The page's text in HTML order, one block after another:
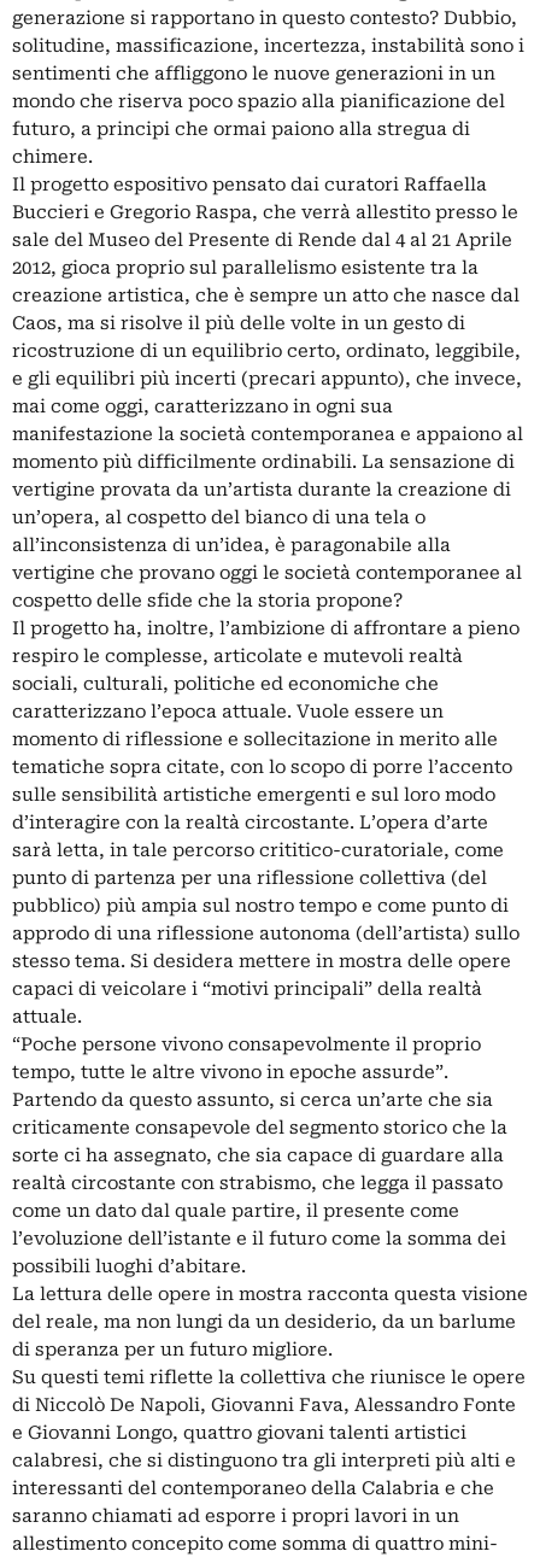
generazione si rapportano in questo contesto? Dubbio,
solitudine, massificazione, incertezza, instabilità sono i
sentimenti che affliggono le nuove generazioni in un
mondo che riserva poco spazio alla pianificazione del
futuro, a principi che ormai paiono alla stregua di
chimere.
Il progetto espositivo pensato dai curatori Raffaella
Buccieri e Gregorio Raspa, che verrà allestito presso le
sale del Museo del Presente di Rende dal 4 al 21 Aprile
2012, gioca proprio sul parallelismo esistente tra la
creazione artistica, che è sempre un atto che nasce dal
Caos, ma si risolve il più delle volte in un gesto di
ricostruzione di un equilibrio certo, ordinato, leggibile,
e gli equilibri più incerti (precari appunto), che invece,
mai come oggi, caratterizzano in ogni sua
manifestazione la società contemporanea e appaiono al
momento più difficilmente ordinabili. La sensazione di
vertigine provata da un’artista durante la creazione di
un’opera, al cospetto del bianco di una tela o
all’inconsistenza di un’idea, è paragonabile alla
vertigine che provano oggi le società contemporanee al
cospetto delle sfide che la storia propone?
Il progetto ha, inoltre, l’ambizione di affrontare a pieno
respiro le complesse, articolate e mutevoli realtà
sociali, culturali, politiche ed economiche che
caratterizzano l’epoca attuale. Vuole essere un
momento di riflessione e sollecitazione in merito alle
tematiche sopra citate, con lo scopo di porre l’accento
sulle sensibilità artistiche emergenti e sul loro modo
d’interagire con la realtà circostante. L’opera d’arte
sarà letta, in tale percorso crititico-curatoriale, come
punto di partenza per una riflessione collettiva (del
pubblico) più ampia sul nostro tempo e come punto di
approdo di una riflessione autonoma (dell’artista) sullo
stesso tema. Si desidera mettere in mostra delle opere
capaci di veicolare i “motivi principali” della realtà
attuale.
“Poche persone vivono consapevolmente il proprio
tempo, tutte le altre vivono in epoche assurde”.
Partendo da questo assunto, si cerca un’arte che sia
criticamente consapevole del segmento storico che la
sorte ci ha assegnato, che sia capace di guardare alla
realtà circostante con strabismo, che legga il passato
come un dato dal quale partire, il presente come
l’evoluzione dell’istante e il futuro come la somma dei
possibili luoghi d’abitare.
La lettura delle opere in mostra racconta questa visione
del reale, ma non lungi da un desiderio, da un barlume
di speranza per un futuro migliore.
Su questi temi riflette la collettiva che riunisce le opere
di Niccolò De Napoli, Giovanni Fava, Alessandro Fonte
e Giovanni Longo, quattro giovani talenti artistici
calabresi, che si distinguono tra gli interpreti più alti e
interessanti del contemporaneo della Calabria e che
saranno chiamati ad esporre i propri lavori in un
allestimento concepito come somma di quattro mini-